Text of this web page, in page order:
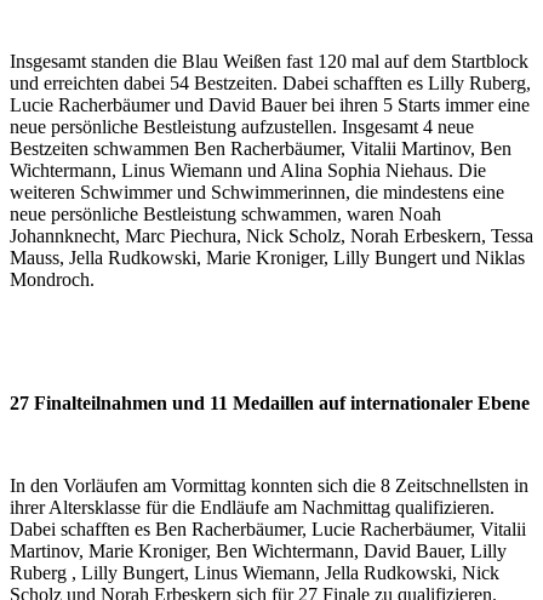
Insgesamt standen die Blau Weißen fast 120 mal auf dem Startblock
und erreichten dabei 54 Bestzeiten. Dabei schafften es Lilly Ruberg,
Lucie Racherbäumer und David Bauer bei ihren 5 Starts immer eine
neue persönliche Bestleistung aufzustellen. Insgesamt 4 neue
Bestzeiten schwammen Ben Racherbäumer, Vitalii Martinov, Ben
Wichtermann, Linus Wiemann und Alina Sophia Niehaus. Die
weiteren Schwimmer und Schwimmerinnen, die mindestens eine
neue persönliche Bestleistung schwammen, waren Noah
Johannknecht, Marc Piechura, Nick Scholz, Norah Erbeskern, Tessa
Mauss, Jella Rudkowski, Marie Kroniger, Lilly Bungert und Niklas
Mondroch.
27 Finalteilnahmen und 11 Medaillen auf internationaler Ebene
In den Vorläufen am Vormittag konnten sich die 8 Zeitschnellsten in
ihrer Altersklasse für die Endläufe am Nachmittag qualifizieren.
Dabei schafften es Ben Racherbäumer, Lucie Racherbäumer, Vitalii
Martinov, Marie Kroniger, Ben Wichtermann, David Bauer, Lilly
Ruberg , Lilly Bungert, Linus Wiemann, Jella Rudkowski, Nick
Scholz und Norah Erbeskern sich für 27 Finale zu qualifizieren.